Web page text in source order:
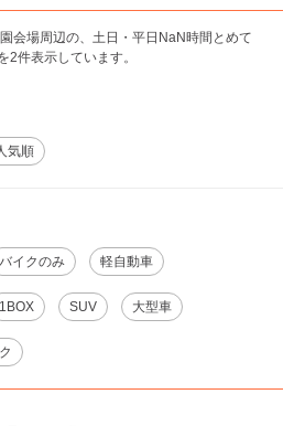
会場周辺の、土日・平日NaN時間とめて
2件表示しています。
気順
バイクのみ 軽自動車
1BOX SUV 大型車